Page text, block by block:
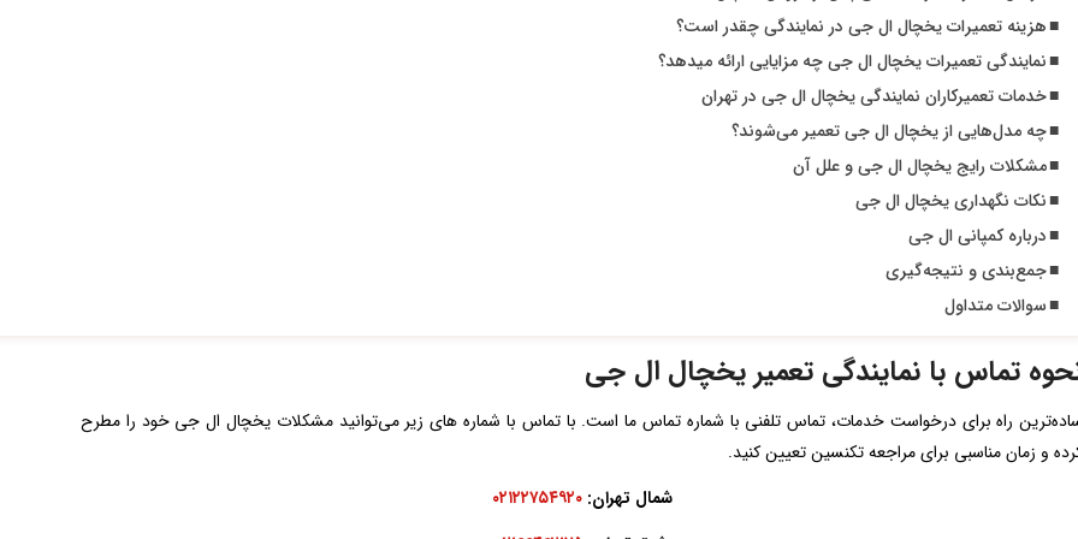
هزینه تعمیرات یخچال ال جی در نمایندگی چقدر است؟
نمایندگی تعمیرات یخچال ال جی چه مزایایی ارائه میدهد؟
خدمات تعمیرکاران نمایندگی یخچال ال جی در تهران
چه مدل‌هایی از یخچال ال جی تعمیر می‌شوند؟
مشکلات رایج یخچال ال جی و علل آن
نکات نگهداری یخچال ال جی
درباره کمپانی ال جی
جمع‌بندی و نتیجه‌گیری
سوالات متداول
تماس با نمایندگی تعمیر یخچال ال جی
راه برای درخواست خدمات، تماس تلفنی با شماره تماس ما است. با تماس با شماره های زیر می‌توانید مشکلات یخچال ال جی خود را مطرح
و زمان مناسبی برای مراجعه تکنسین تعیین کنید.
شمال تهران:۰۲۱۲۲۷۵۴۹۲۰